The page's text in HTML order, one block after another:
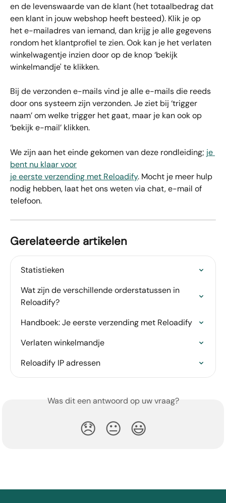
en de levenswaarde van de klant (het totaalbedrag dat
een klant in jouw webshop heeft besteed). Klik je op
het e-mailadres van iemand, dan krijg je alle gegevens
rondom het klantprofiel te zien. Ook kan je het verlaten
winkelwagentje inzien door op de knop ‘bekijk
winkelmandje' te klikken.
Bij de verzonden e-mails vind je alle e-mails die reeds
door ons systeem zijn verzonden. Je ziet bij ‘trigger
naam’ om welke trigger het gaat, maar je kan ook op
‘bekijk e-mail’ klikken.
We zijn aan het einde gekomen van deze rondleiding; je
bent nu klaar voor
je eerste verzending met Reloadify. Mocht je meer hulp
nodig hebben, laat het ons weten via chat, e-mail of
telefoon.
Gerelateerde artikelen
Statistieken
Wat zijn de verschillende orderstatussen in
Reloadify?
Handboek: Je eerste verzending met Reloadify
Verlaten winkelmandje
Reloadify IP adressen
Was dit een antwoord op uw vraag?
😞 😐 😃